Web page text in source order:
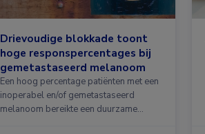
Drievoudige blokkade toont
hoge responspercentages bij
gemetastaseerd melanoom
Een hoog percentage patiënten met een
inoperabel en/of gemetastaseerd
melanoom bereikte een duurzame